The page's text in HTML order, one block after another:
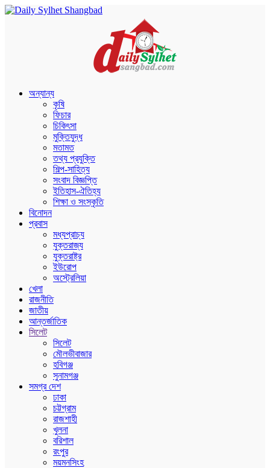
অন্যান্য
কৃষি
ফিচার
চিকিৎসা
মুক্তিযুদ্ধ
মতামত
তথ্য প্রযুক্তি
শিল্প-সাহিত্য
সংবাদ বিজ্ঞপ্তি
ইতিহাস-ঐতিহ্য
শিক্ষা ও সংস্কৃতি
বিনোদন
প্রবাস
মধ্যপ্রাচ্য
যুক্তরাজ্য
যুক্তরাষ্ট্র
ইউরোপ
অস্ট্রেলিয়া
খেলা
রাজনীতি
জাতীয়
আন্তর্জাতিক
সিলেট
সিলেট
মৌলভীবাজার
হবিগঞ্জ
সুনামগঞ্জ
সমগ্র দেশ
ঢাকা
চট্টগ্রাম
রাজশাহী
খুলনা
বরিশাল
রংপুর
ময়মনসিংহ